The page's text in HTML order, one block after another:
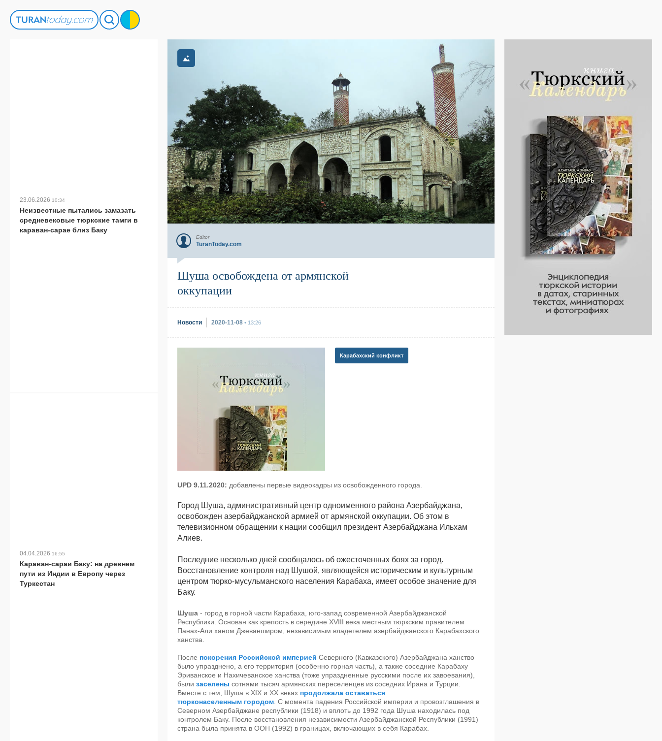
Editor
TuranToday.com
Шуша освобождена от армянской
оккупации
Новости 2020-11-08 • 13:26
Карабахский конфликт
UPD 9.11.2020: добавлены первые видеокадры из освобожденного города.
Город Шуша, административный центр одноименного района Азербайджана,
освобожден азербайджанской армией от армянской оккупации. Об этом в
телевизионном обращении к нации сообщил президент Азербайджана Ильхам
Алиев.
Последние несколько дней сообщалось об ожесточенных боях за город.
Восстановление контроля над Шушой, являющейся историческим и культурным
центром тюрко-мусульманского населения Карабаха, имеет особое значение для
Баку.
Шуша - город в горной части Карабаха, юго-запад современной Азербайджанской
Республики. Основан как крепость в середине XVIII века местным тюркским правителем
Панах-Али ханом Джеванширом, независимым владетелем азербайджанского Карабахского
ханства.
После покорения Российской империей Северного (Кавказского) Азербайджана ханство
было упразднено, а его территория (особенно горная часть), а также соседние Карабаху
Эриванское и Нахичеванское ханства (тоже упраздненные русскими после их завоевания),
были заселены сотнями тысяч армянских переселенцев из соседних Ирана и Турции.
Вместе с тем, Шуша в XIX и XX веках продолжала оставаться
тюрконаселенным городом . С момента падения Российской империи и провозглашения в
Северном Азербайджане республики (1918) и вплоть до 1992 года Шуша находилась под
контролем Баку. После восстановления независимости Азербайджанской Республики (1991)
страна была принята в ООН (1992) в границах, включающих в себя Карабах.
23.06.2026 10:34
Неизвестные пытались замазать
средневековые тюркские тамги в
караван-сарае близ Баку
04.04.2026 16:55
Караван-сараи Баку: на древнем
пути из Индии в Европу через
Туркестан